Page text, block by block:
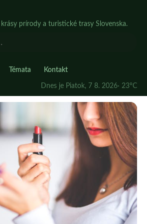
prírody a turistické trasy Slovenska.
Témata Kontakt
Dnes je Piatok, 7 8. 2026· 23°C